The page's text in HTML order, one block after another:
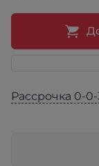
Рассрочка 0-0-